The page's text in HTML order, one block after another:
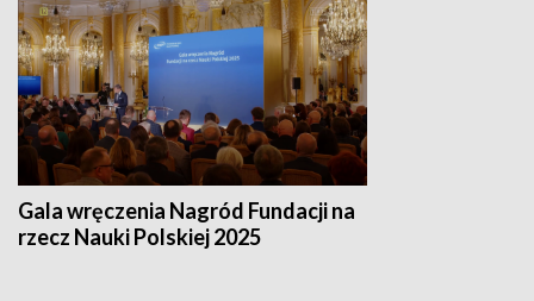
Gala wręczenia Nagród Fundacji na
rzecz Nauki Polskiej 2025